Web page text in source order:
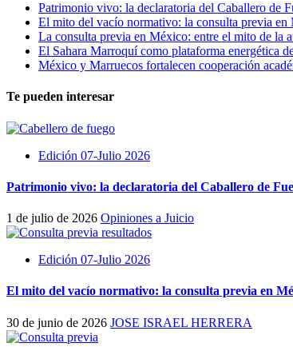
Patrimonio vivo: la declaratoria del Caballero de
El mito del vacío normativo: la consulta previa en
La consulta previa en México: entre el mito de la
El Sahara Marroquí como plataforma energética
México y Marruecos fortalecen cooperación
Te pueden interesar
Edición 07-Julio 2026
Patrimonio vivo: la declaratoria del Caballero de
1 de julio de 2026 Opiniones a Juicio
Edición 07-Julio 2026
El mito del vacío normativo: la consulta previa en
30 de junio de 2026 JOSE ISRAEL HERRERA